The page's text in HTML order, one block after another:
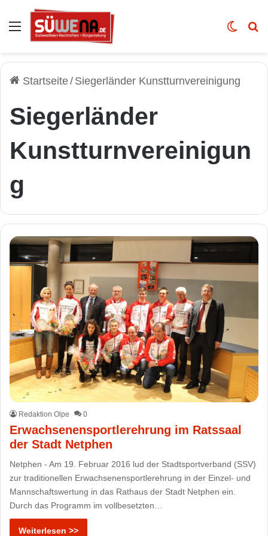
Auswahl Skin
Startseite/ Siegerländer Kunstturnvereinigung
Siegerländer
Kunstturnvereinigun
g
Redaktion Olpe 0
Erwachsenensportlerehrung im Ratssaal
der Stadt Netphen
Netphen - Am 19. Februar 2016 lud der Stadtsportverband (SSV)
zur traditionellen Erwachsenensportlerehrung in der Einzel- und
Mannschaftswertung in das Rathaus der Stadt Netphen ein.
Durch das Programm im vollbesetzten…
Weiterlesen >>